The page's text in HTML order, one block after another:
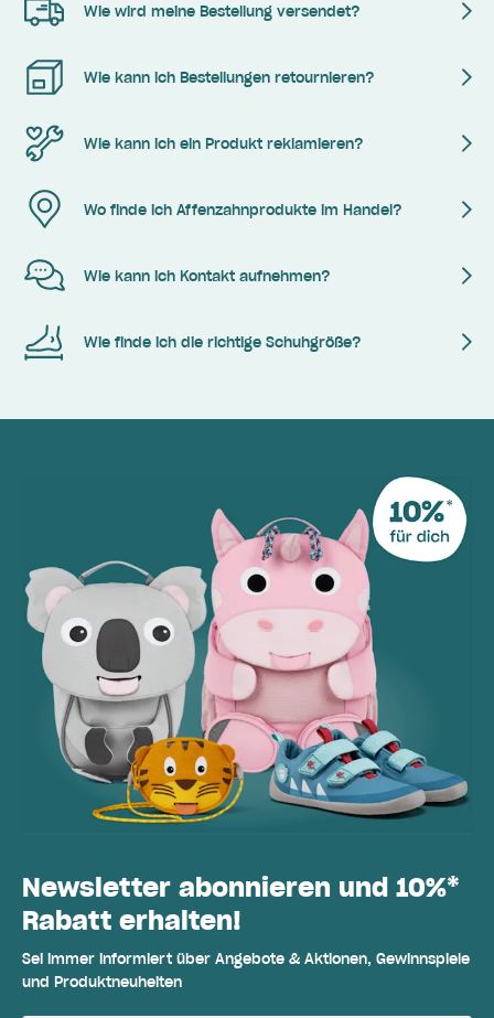
Wie wird meine Bestellung versendet?
Wie kann ich Bestellungen retournieren?
Wie kann ich ein Produkt reklamieren?
Wo finde ich Affenzahnprodukte im Handel?
Wie kann ich Kontakt aufnehmen?
Wie finde ich die richtige Schuhgröße?
Newsletter abonnieren und 10%*
Rabatt erhalten!
Sei immer informiert über Angebote & Aktionen, Gewinnspiele
und Produktneuheiten